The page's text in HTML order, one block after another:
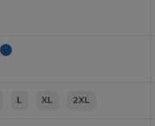
L XL 2XL